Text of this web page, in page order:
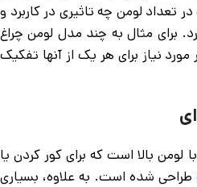
تعداد لومن چه تاثیری در کاربرد و
برای مثال به چند مدل لومن چراغ
مورد نیاز برای هر یک از آنها تفکیک
بالا است که برای کور کردن یا
شده است. به علاوه، بسیاری